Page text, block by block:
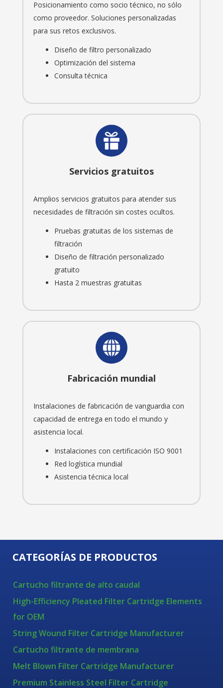
Posicionamiento como socio técnico, no sólo
como proveedor. Soluciones personalizadas
para sus retos exclusivos.
Diseño de filtro personalizado
Optimización del sistema
Consulta técnica
Servicios gratuitos
Amplios servicios gratuitos para atender sus
necesidades de filtración sin costes ocultos.
Pruebas gratuitas de los sistemas de
filtración
Diseño de filtración personalizado
gratuito
Hasta 2 muestras gratuitas
Fabricación mundial
Instalaciones de fabricación de vanguardia con
capacidad de entrega en todo el mundo y
asistencia local.
Instalaciones con certificación ISO 9001
Red logística mundial
Asistencia técnica local
CATEGORÍAS DE PRODUCTOS
Cartucho filtrante de alto caudal
High-Efficiency Pleated Filter Cartridge Elements
for OEM
String Wound Filter Cartridge Manufacturer
Cartucho filtrante de membrana
Melt Blown Filter Cartridge Manufacturer
Premium Stainless Steel Filter Cartridge